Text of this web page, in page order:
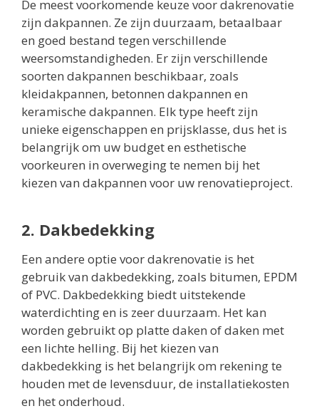
De meest voorkomende keuze voor dakrenovatie
zijn dakpannen. Ze zijn duurzaam, betaalbaar
en goed bestand tegen verschillende
weersomstandigheden. Er zijn verschillende
soorten dakpannen beschikbaar, zoals
kleidakpannen, betonnen dakpannen en
keramische dakpannen. Elk type heeft zijn
unieke eigenschappen en prijsklasse, dus het is
belangrijk om uw budget en esthetische
voorkeuren in overweging te nemen bij het
kiezen van dakpannen voor uw renovatieproject.
2. Dakbedekking
Een andere optie voor dakrenovatie is het
gebruik van dakbedekking, zoals bitumen, EPDM
of PVC. Dakbedekking biedt uitstekende
waterdichting en is zeer duurzaam. Het kan
worden gebruikt op platte daken of daken met
een lichte helling. Bij het kiezen van
dakbedekking is het belangrijk om rekening te
houden met de levensduur, de installatiekosten
en het onderhoud.